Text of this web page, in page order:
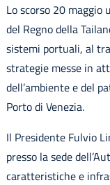
Lo scorso 20
del Regno della
sistemi portuali, al
strategie messe in
dell’ambiente e del
Porto di Venezia.
Il Presidente Fulvio
presso la sede
caratteristiche e